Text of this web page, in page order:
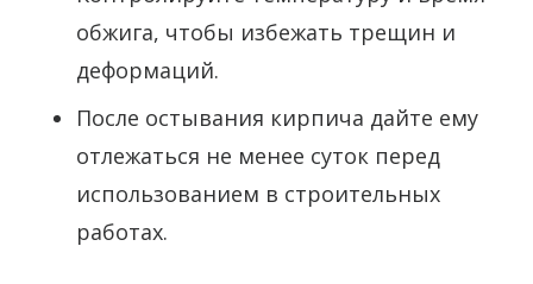
обжига, чтобы избежать трещин и
деформаций.
После остывания кирпича дайте ему
отлежаться не менее суток перед
использованием в строительных
работах.